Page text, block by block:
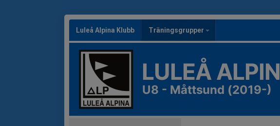
Luleå Alpina Klubb Träningsgrupper
LULEÅ
U8 - Måttsund (2019-)